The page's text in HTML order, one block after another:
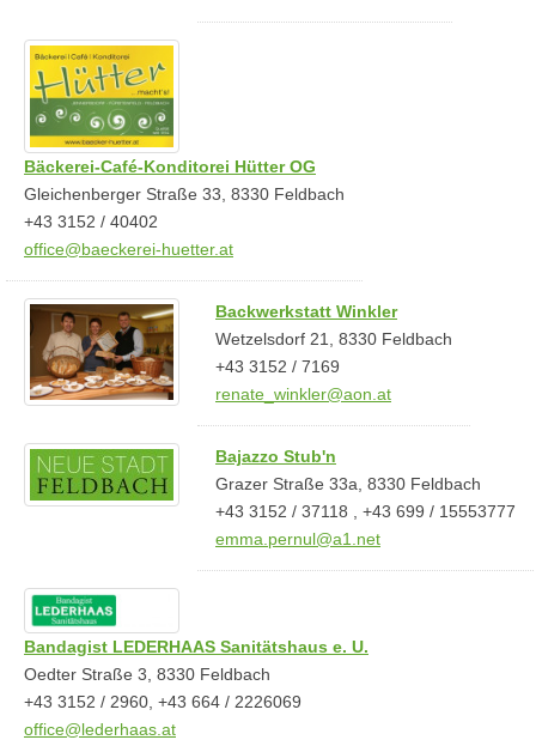
Bäckerei-Café-Konditorei Hütter OG
Gleichenberger Straße 33, 8330 Feldbach
+43 3152 / 40402
office@baeckerei-huetter.at
Backwerkstatt Winkler
Wetzelsdorf 21, 8330 Feldbach
+43 3152 / 7169
renate_winkler@aon.at
Bajazzo Stub'n
Grazer Straße 33a, 8330 Feldbach
+43 3152 / 37118 , +43 699 / 15553777
emma.pernul@a1.net
Bandagist LEDERHAAS Sanitätshaus e. U.
Oedter Straße 3, 8330 Feldbach
+43 3152 / 2960, +43 664 / 2226069
office@lederhaas.at